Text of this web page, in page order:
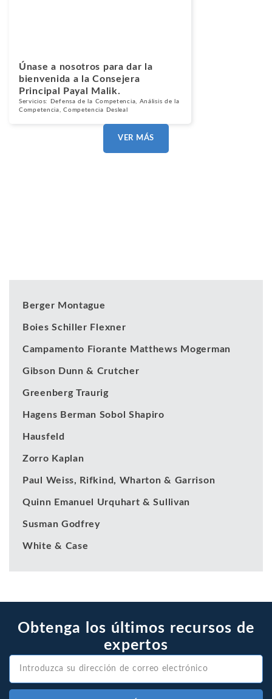
Únase a nosotros para dar la
bienvenida a la Consejera
Principal Payal Malik.
Servicios: Defensa de la Competencia, Análisis de la
Competencia ,Competencia Desleal
VER MÁS
Berger Montague
Boies Schiller Flexner
Campamento Fiorante Matthews Mogerman
Gibson Dunn & Crutcher
Greenberg Traurig
Hagens Berman Sobol Shapiro
Hausfeld
Zorro Kaplan
Paul Weiss, Rifkind, Wharton & Garrison
Quinn Emanuel Urquhart & Sullivan
Susman Godfrey
White & Case
Obtenga los últimos recursos de
expertos